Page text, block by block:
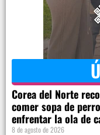
Corea del Norte
comer sopa de
enfrentar la ola de
8 de agosto de 2026